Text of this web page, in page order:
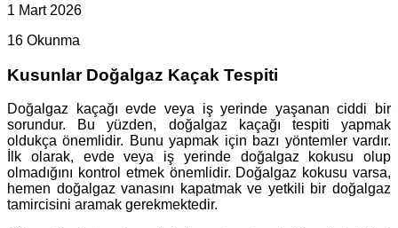
1 Mart 2026
16 Okunma
Kusunlar Doğalgaz Kaçak Tespiti
Doğalgaz kaçağı evde veya iş yerinde yaşanan ciddi bir
sorundur. Bu yüzden, doğalgaz kaçağı tespiti yapmak
oldukça önemlidir. Bunu yapmak için bazı yöntemler vardır.
İlk olarak, evde veya iş yerinde doğalgaz kokusu olup
olmadığını kontrol etmek önemlidir. Doğalgaz kokusu varsa,
hemen doğalgaz vanasını kapatmak ve yetkili bir doğalgaz
tamircisini aramak gerekmektedir.